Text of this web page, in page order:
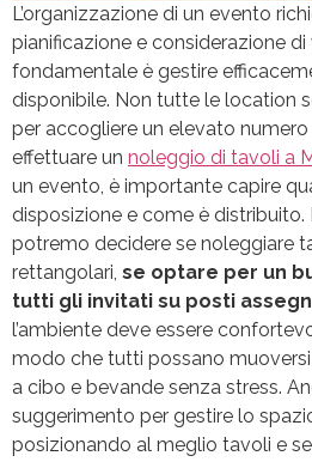
L’organizzazione di un evento
pianificazione e considerazione
fondamentale è gestire
disponibile. Non tutte le location
per accogliere un elevato numero
effettuare un noleggio di tavoli a
un evento, è importante capire
disposizione e come è
potremo decidere se noleggiare
rettangolari, se optare per un
tutti gli invitati su posti
l’ambiente deve essere
modo che tutti possano
a cibo e bevande senza stress.
suggerimento per gestire lo
posizionando al meglio tavoli e